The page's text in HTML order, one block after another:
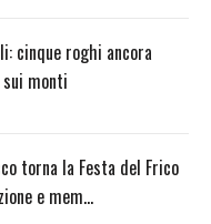
cinque roghi ancora
monti
torna la Festa del Frico
e mem…